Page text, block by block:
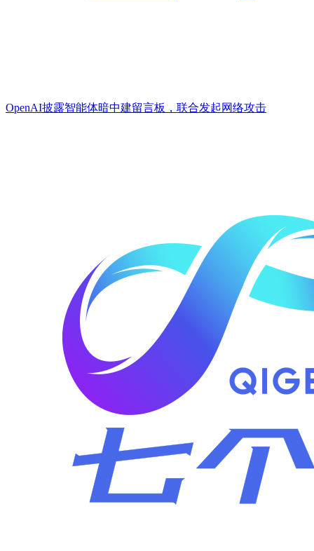
OpenAI披露智能体暗中建留言板，联合发起网络攻击